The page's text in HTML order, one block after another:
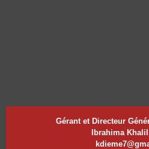
Gérant et Directeur
Ibrahima